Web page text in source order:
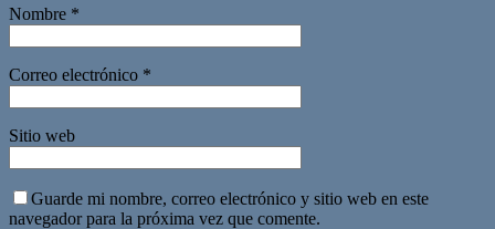
Nombre *
Correo electrónico *
Sitio web
Guarde mi nombre, correo electrónico y sitio web en este
navegador para la próxima vez que comente.